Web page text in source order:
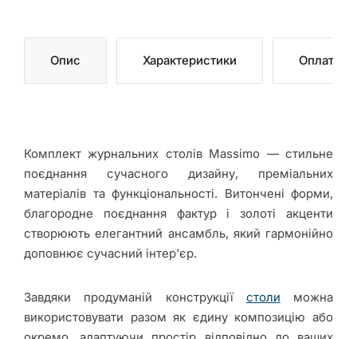
Стільці
Крісла
Корпусні
Кухні
Опис Характеристики Оплата
Комплект журнальних столів Massimo — стильне
поєднання сучасного дизайну, преміальних
матеріалів та функціональності. Витончені форми,
благородне поєднання фактур і золоті акценти
створюють елегантний ансамбль, який гармонійно
доповнює сучасний інтер'єр.
Завдяки продуманій конструкції столи можна
використовувати разом як єдину композицію або